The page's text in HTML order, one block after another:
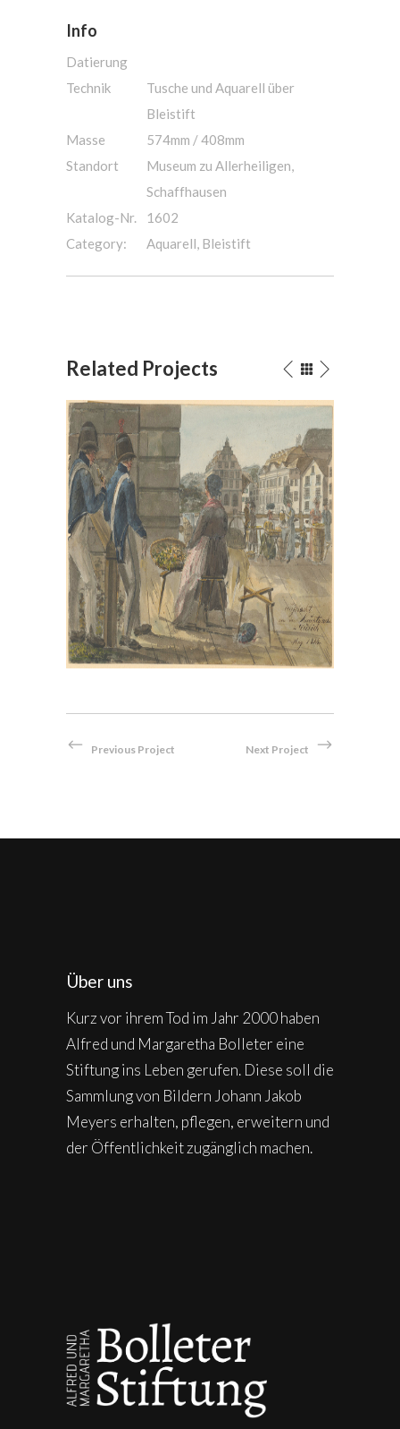
Info
Datierung
Technik
Tusche und Aquarell über
Bleistift
Masse
574mm / 408mm
Standort
Museum zu Allerheiligen,
Schaffhausen
Katalog-Nr.
1602
Category:
Aquarell, Bleistift
Related Projects
Bei der Hauptwache in Zürich,
1814
Aquarell
Previous Project Next Project
Über uns
Kurz vor ihrem Tod im Jahr 2000 haben
Alfred und Margaretha Bolleter eine
Stiftung ins Leben gerufen. Diese soll die
Sammlung von Bildern Johann Jakob
Meyers erhalten, pflegen, erweitern und
der Öffentlichkeit zugänglich machen.